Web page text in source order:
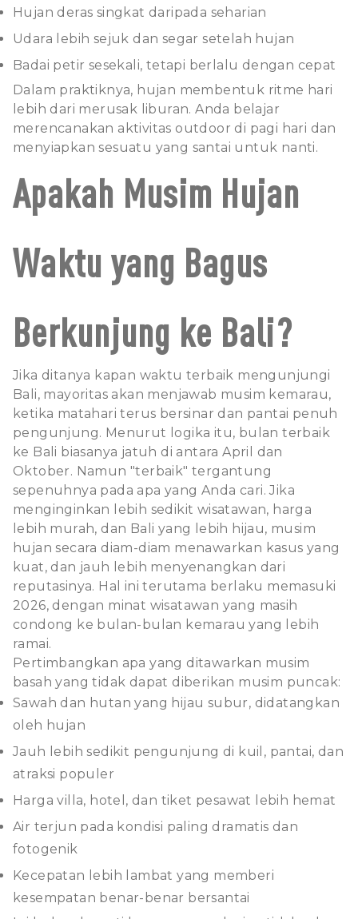
Hujan deras singkat daripada seharian
Udara lebih sejuk dan segar setelah hujan
Badai petir sesekali, tetapi berlalu dengan cepat
Dalam praktiknya, hujan membentuk ritme hari
lebih dari merusak liburan. Anda belajar
merencanakan aktivitas outdoor di pagi hari dan
menyiapkan sesuatu yang santai untuk nanti.
Apakah Musim Hujan
Waktu yang Bagus
Berkunjung ke Bali?
Jika ditanya kapan waktu terbaik mengunjungi
Bali, mayoritas akan menjawab musim kemarau,
ketika matahari terus bersinar dan pantai penuh
pengunjung. Menurut logika itu, bulan terbaik
ke Bali biasanya jatuh di antara April dan
Oktober. Namun "terbaik" tergantung
sepenuhnya pada apa yang Anda cari. Jika
menginginkan lebih sedikit wisatawan, harga
lebih murah, dan Bali yang lebih hijau, musim
hujan secara diam-diam menawarkan kasus yang
kuat, dan jauh lebih menyenangkan dari
reputasinya. Hal ini terutama berlaku memasuki
2026, dengan minat wisatawan yang masih
condong ke bulan-bulan kemarau yang lebih
ramai.
Pertimbangkan apa yang ditawarkan musim
basah yang tidak dapat diberikan musim puncak:
Sawah dan hutan yang hijau subur, didatangkan
oleh hujan
Jauh lebih sedikit pengunjung di kuil, pantai, dan
atraksi populer
Harga villa, hotel, dan tiket pesawat lebih hemat
Air terjun pada kondisi paling dramatis dan
fotogenik
Kecepatan lebih lambat yang memberi
kesempatan benar-benar bersantai